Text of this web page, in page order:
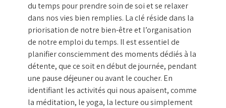
du temps pour prendre soin de soi et se relaxer
dans nos vies bien remplies. La clé réside dans la
priorisation de notre bien-être et l’organisation
de notre emploi du temps. Il est essentiel de
planifier consciemment des moments dédiés à la
détente, que ce soit en début de journée, pendant
une pause déjeuner ou avant le coucher. En
identifiant les activités qui nous apaisent, comme
la méditation, le yoga, la lecture ou simplement